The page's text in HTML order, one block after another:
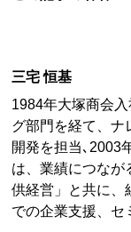
三宅 恒基
1984年大塚商会
グ部門を経て、ナ
開発を担当､2003
は、業績につなが
供経営」と共に、
での企業支援、セ